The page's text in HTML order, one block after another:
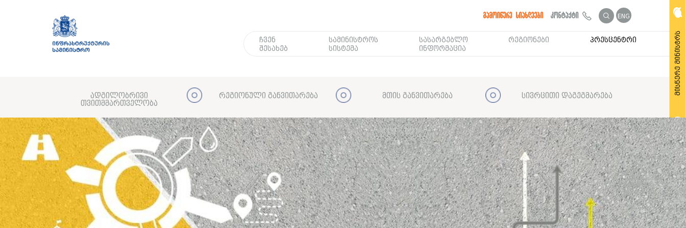
გამოიწერე სიახლეები კონტაქტი ENG
ჩვენ
შესახებ
სამინისტროს
სისტემა
სასარგებლო
ინფორმაცია
რეგიონები პრესცენტრი
ადგილობრივი
თვითმმართველობა
რეგიონული განვითარება მთის განვითარება სივრცითი დაგეგმარება
მისწერე მინისტრს
მოითხოვე საჯარო ინფორმაცია